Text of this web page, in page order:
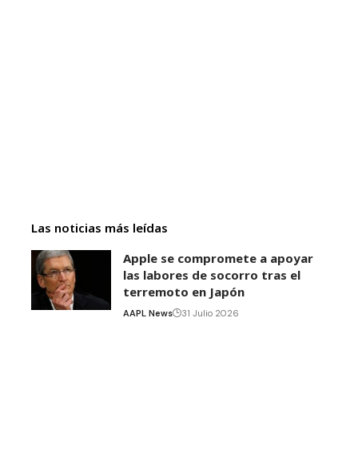
Las noticias más leídas
Apple se compromete a apoyar
las labores de socorro tras el
terremoto en Japón
AAPL News 31 Julio 2026